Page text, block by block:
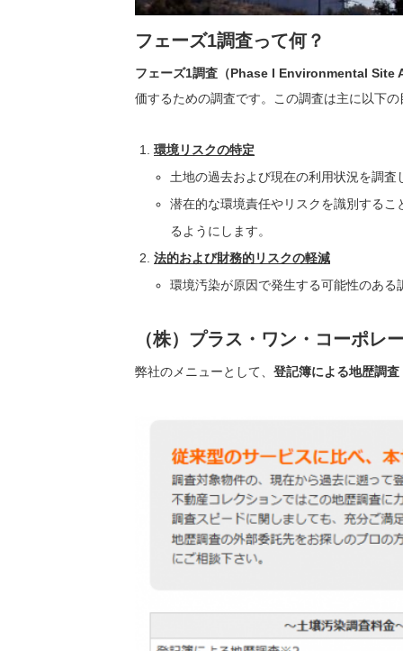
フェーズ1調査って何？
フェーズ1調査（Phase I Environmental Site
価するための調査です。この調査は主に以下
環境リスクの特定
土地の過去および現在の利用状況を調査
潜在的な環境責任やリスクを識別する
るようにします。
法的および財務的リスクの軽減
環境汚染が原因で発生する可能性のあ
（株）プラス・ワン・コーポレ
弊社のメニューとして、 登記簿による地歴調